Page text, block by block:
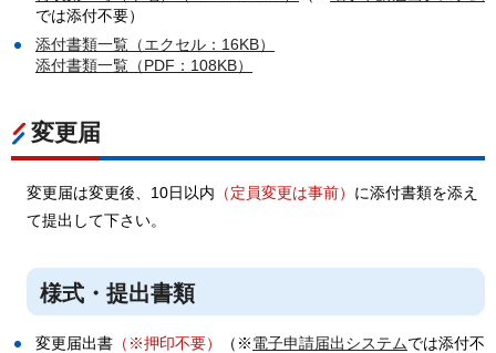
では添付不要）
添付書類一覧（エクセル：16KB）
添付書類一覧（PDF：108KB）
変更届
変更届は変更後、10日以内 （定員変更は事前） に添付書類を添え
て提出して下さい。
様式・提出書類
変更届出書 （※押印不要） （※電子申請届出システムでは添付不